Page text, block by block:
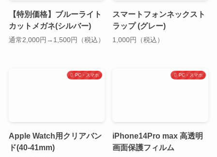
【特別価格】ブルーライト
カットメガネ(シルバー)
通常2,000円→1,500円（税込）
スマートフォンネックスト
ラップ (グレー)
1,000円（税込）
PC・スマホ
Apple Watch用クリアバン
ド(40-41mm)
PC・スマホ
iPhone14Pro max 高透明
画面保護フィルム